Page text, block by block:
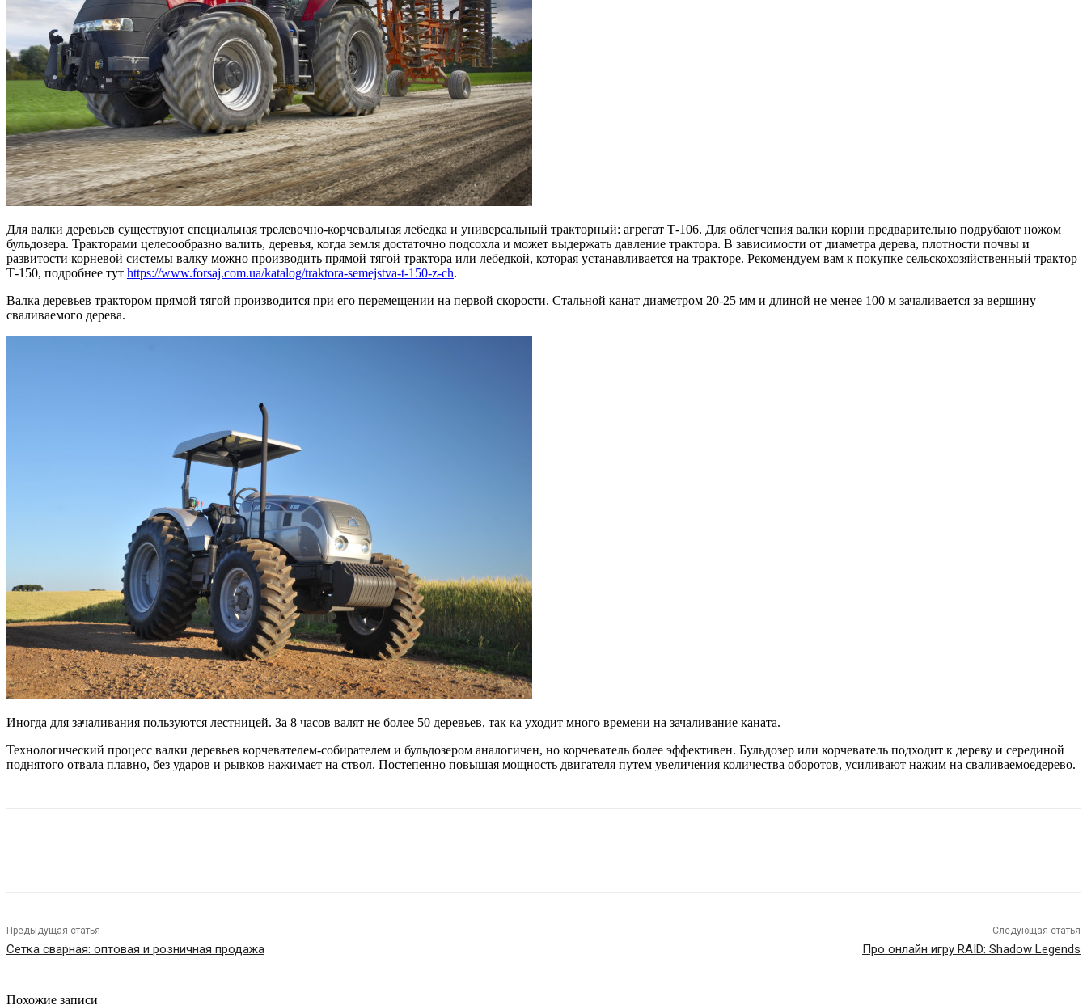
Для валки деревьев существуют специальная трелевочно-корчевальная лебедка и универсальный тракторный: агрегат Т-106. Для облегчения валки корни предварительно подрубают ножом
бульдозера. Тракторами целесообразно валить, деревья, когда земля достаточно подсохла и может выдержать давление трактора. В зависимости от диаметра дерева, плотности почвы и
развитости корневой системы валку можно производить прямой тягой трактора или лебедкой, которая устанавливается на тракторе. Рекомендуем вам к покупке сельскохозяйственный трактор
Т-150, подробнее тут https://www.forsaj.com.ua/katalog/traktora-semejstva-t-150-z-ch.
Валка деревьев трактором прямой тягой производится при его перемещении на первой скорости. Стальной канат диаметром 20-25 мм и длиной не менее 100 м зачаливается за вершину
сваливаемого дерева.
Иногда для зачаливания пользуются лестницей. За 8 часов валят не более 50 деревьев, так ка уходит много времени на зачаливание каната.
Технологический процесс валки деревьев корчевателем-собирателем и бульдозером аналогичен, но корчеватель более эффективен. Бульдозер или корчеватель подходит к дереву и серединой
поднятого отвала плавно, без ударов и рывков нажимает на ствол. Постепенно повышая мощность двигателя путем увеличения количества оборотов, усиливают нажим на сваливаемоедерево.
Предыдущая статья
Сетка сварная: оптовая и розничная продажа
Следующая статья
Про онлайн игру RAID: Shadow Legends
Похожие записи